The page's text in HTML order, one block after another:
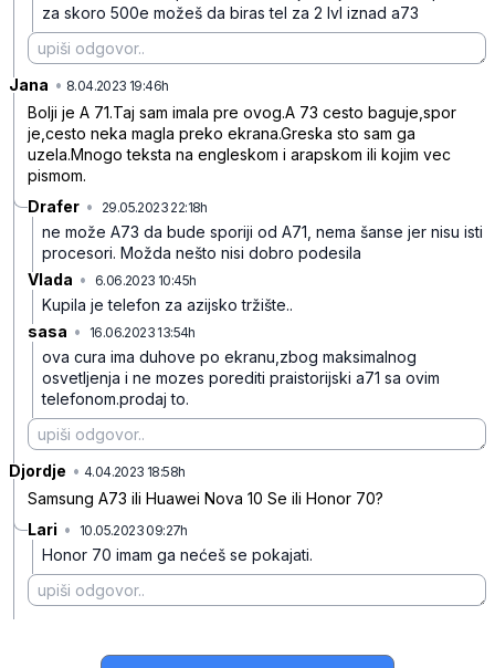
za skoro 500e možeš da biras tel za 2 lvl iznad a73
Jana • 8.04.2023 19:46h
Bolji je A 71.Taj sam imala pre ovog.A 73 cesto baguje,spor
je,cesto neka magla preko ekrana.Greska sto sam ga
uzela.Mnogo teksta na engleskom i arapskom ili kojim vec
pismom.
Drafer • 29.05.2023 22:18h
ne može A73 da bude sporiji od A71, nema šanse jer nisu isti
procesori. Možda nešto nisi dobro podesila
Vlada • 6.06.2023 10:45h
Kupila je telefon za azijsko tržište..
sasa • 16.06.2023 13:54h
ova cura ima duhove po ekranu,zbog maksimalnog
osvetljenja i ne mozes porediti praistorijski a71 sa ovim
telefonom.prodaj to.
Djordje • 4.04.2023 18:58h
Samsung A73 ili Huawei Nova 10 Se ili Honor 70?
Lari • 10.05.2023 09:27h
Honor 70 imam ga nećeš se pokajati.